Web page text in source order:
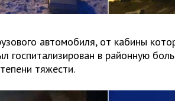
автомобиля, от кабины
госпитализирован в районную
тяжести.